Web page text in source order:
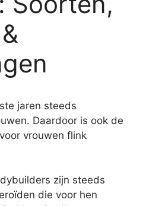
jaren steeds
Daardoor is ook de
vrouwen flink
zijn steeds
die voor hen